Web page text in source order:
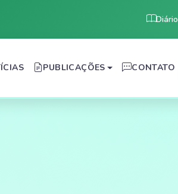
Diário
PUBLICAÇÕES CONTATO